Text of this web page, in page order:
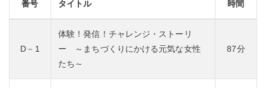
番号 タイトル 時間
D－1
体験！発信！チャレンジ・ストーリ
ー ～まちづくりにかける元気な女性
たち～
87分